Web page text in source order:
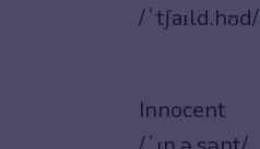
/ˈtʃaɪld.hʊd/
Innocent